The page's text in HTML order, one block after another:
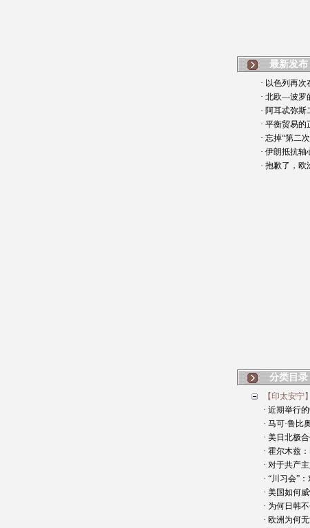
最新发布
· 以色列再次
· 北欧—波罗
· 阿耳忒弥
· 平衡贸易的
· 忘掉“第二
· 伊朗抵抗
· 抱歉了，
分类目录
【印太安宁】
· 近期举行
· 马可·鲁比
· 美日北极
· 霍尔木兹
· 对于共产
· “川习会”
· 美国如何
· 为何日韩
· 欧洲为何